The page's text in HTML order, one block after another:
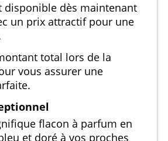
disponible dès maintenant
un prix attractif pour une
total lors de la
vous assurer une
flacon à parfum en
et doré à vos proches